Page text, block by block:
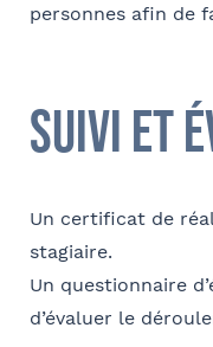
personnes afin de
suivi et
Un certificat de
stagiaire.
Un questionnaire
d’évaluer le
E-mail
Conformément à la loi «
exercer en adressant un